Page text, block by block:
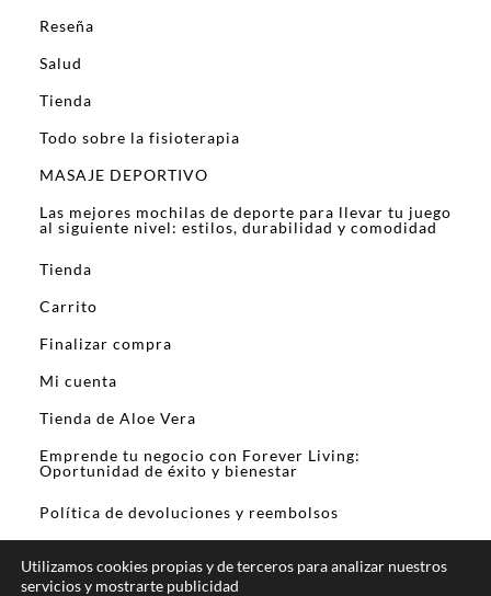
Reseña
Salud
Tienda
Todo sobre la fisioterapia
MASAJE DEPORTIVO
Las mejores mochilas de deporte para llevar tu juego
al siguiente nivel: estilos, durabilidad y comodidad
Tienda
Carrito
Finalizar compra
Mi cuenta
Tienda de Aloe Vera
Emprende tu negocio con Forever Living:
Oportunidad de éxito y bienestar
Política de devoluciones y reembolsos
Utilizamos cookies propias y de terceros para analizar nuestros
servicios y mostrarte publicidad